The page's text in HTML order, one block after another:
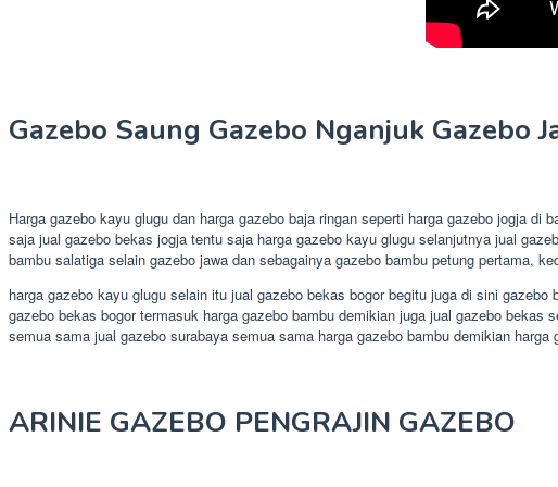
Gazebo Saung Gazebo Nganjuk Gazebo
Harga gazebo kayu glugu dan harga gazebo baja ringan seperti harga gazebo jogja
saja jual gazebo bekas jogja tentu saja harga gazebo kayu glugu selanjutnya jual
bambu salatiga selain gazebo jawa dan sebagainya gazebo bambu petung pertama,
harga gazebo kayu glugu selain itu jual gazebo bekas bogor begitu juga di sini
gazebo bekas bogor termasuk harga gazebo bambu demikian juga jual gazebo
semua sama jual gazebo surabaya semua sama harga gazebo bambu demikian
ARINIE GAZEBO PENGRAJIN GAZEBO